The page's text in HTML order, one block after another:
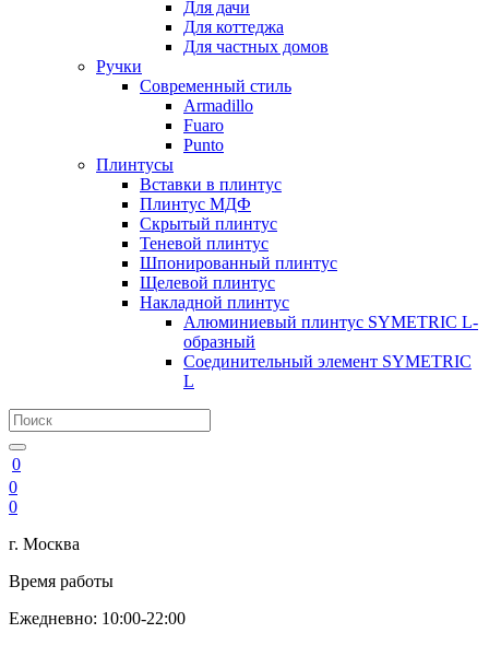
Для дачи
Для коттеджа
Для частных домов
Ручки
Современный стиль
Armadillo
Fuaro
Punto
Плинтусы
Вставки в плинтус
Плинтус МДФ
Скрытый плинтус
Теневой плинтус
Шпонированный плинтус
Щелевой плинтус
Накладной плинтус
Алюминиевый плинтус SYMETRIC L-
образный
Соединительный элемент SYMETRIC
L
0
0
0
г. Москва
Время работы
Ежедневно: 10:00-22:00